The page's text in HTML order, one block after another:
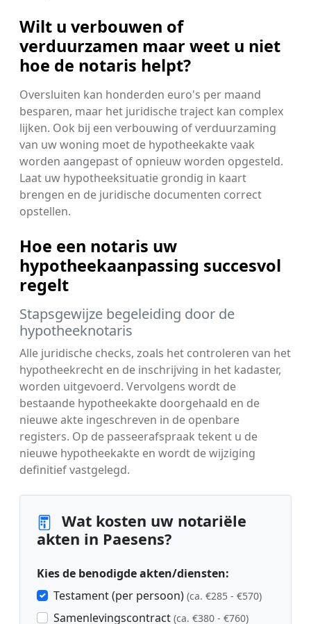
Wilt u verbouwen of
verduurzamen maar weet u niet
hoe de notaris helpt?
Oversluiten kan honderden euro's per maand
besparen, maar het juridische traject kan complex
lijken. Ook bij een verbouwing of verduurzaming
van uw woning moet de hypotheekakte vaak
worden aangepast of opnieuw worden opgesteld.
Laat uw hypotheeksituatie grondig in kaart
brengen en de juridische documenten correct
opstellen.
Hoe een notaris uw
hypotheekaanpassing succesvol
regelt
Stapsgewijze begeleiding door de
hypotheeknotaris
Alle juridische checks, zoals het controleren van het
hypotheekrecht en de inschrijving in het kadaster,
worden uitgevoerd. Vervolgens wordt de
bestaande hypotheekakte doorgehaald en de
nieuwe akte ingeschreven in de openbare
registers. Op de passeerafspraak tekent u de
nieuwe hypotheekakte en wordt de wijziging
definitief vastgelegd.
Wat kosten uw notariële
akten in Paesens?
Kies de benodigde akten/diensten:
Testament (per persoon) (ca. €285 - €570)
Samenlevingscontract (ca. €380 - €760)